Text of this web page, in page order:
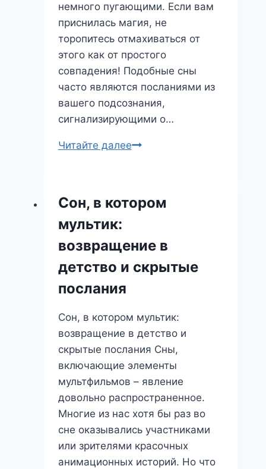
немного пугающими. Если вам
приснилась магия, не
торопитесь отмахиваться от
этого как от простого
совпадения! Подобные сны
часто являются посланиями из
вашего подсознания,
сигнализирующими о…
Читайте далееСны
Врата
Подсознание
Мир
Сон, в котором
мультик:
возвращение в
детство и скрытые
послания
Сон, в котором мультик:
возвращение в детство и
скрытые послания Сны,
включающие элементы
мультфильмов – явление
довольно распространенное.
Многие из нас хотя бы раз во
сне оказывались участниками
или зрителями красочных
анимационных историй. Но что